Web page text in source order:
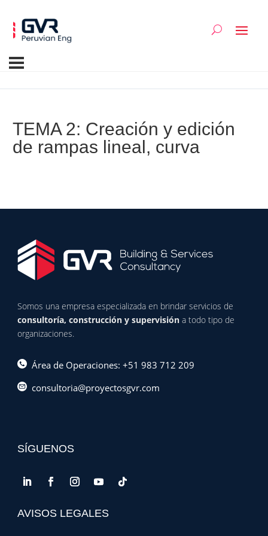
TEMA 2: Creación y edición
de rampas lineal, curva
Somos una empresa especializada en brindar servicios de
consultoría, construcción y supervisión a todo tipo de
organizaciones.
Área de Operaciones: +51 983 712 209
consultoria@proyectosgvr.com
SÍGUENOS
AVISOS LEGALES